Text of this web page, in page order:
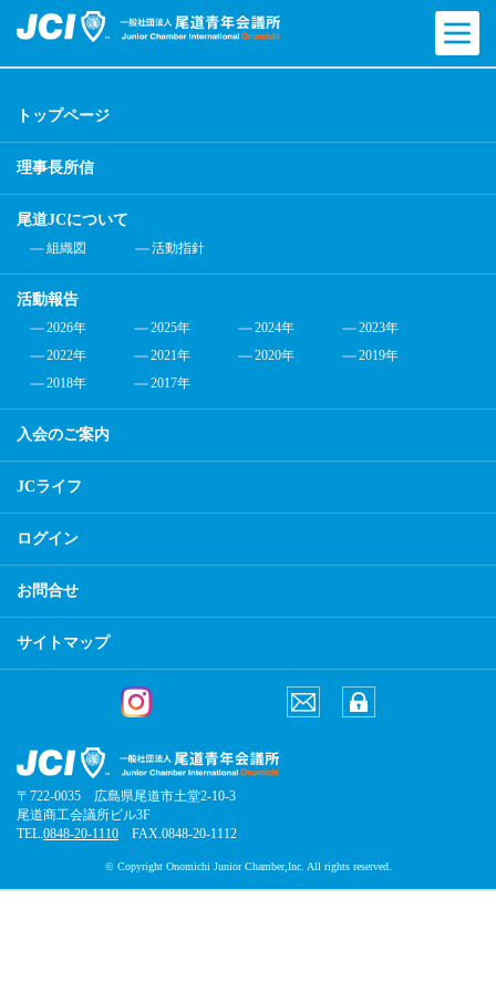
トップページ
理事長所信
尾道JCについて
組織図 活動指針
活動報告
2026年 2025年 2024年
2023年
2022年
2021年 2020年
2019年
2018年
2017年
入会のご案内
JCライフ
ログイン
お問合せ
サイトマップ
〒722-0035 広島県尾道市土堂2-10-3
尾道商工会議所ビル3F
TEL.0848-20-1110 FAX.0848-20-1112
© Copyright Onomichi Junior Chamber,Inc. All rights reserved.